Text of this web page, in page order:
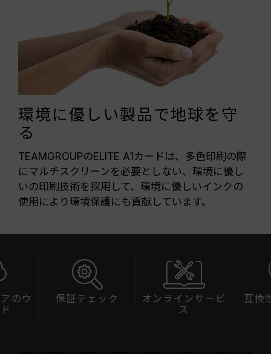
環境に優しい製品で地球を守
る
TEAMGROUPのELITE A1カードは、多色印刷の際
にマルチスクリーンを必要としない、環境に優し
いの印刷技術を採用して、環境に優しいインクの
使用により環境保護にも貢献しています。
のウ
保証チェック
オンラインサービ
ス
互換